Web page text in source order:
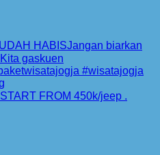
FROM 450k/jeep .